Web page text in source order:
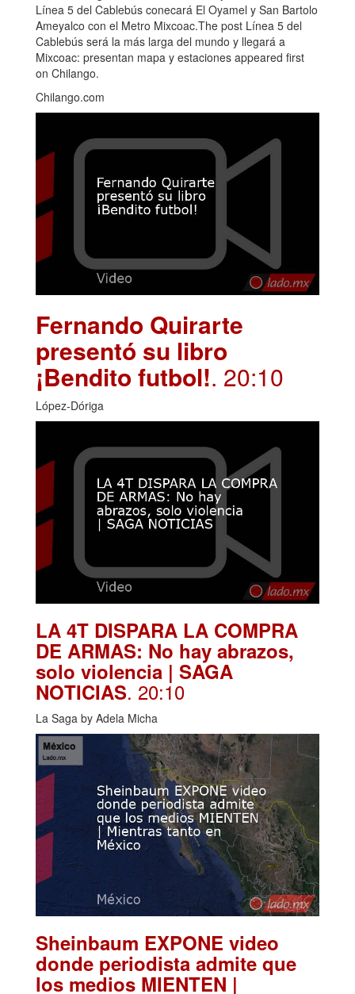
Línea 5 del Cablebús conecará El Oyamel y San Bartolo
Ameyalco con el Metro Mixcoac.The post Línea 5 del
Cablebús será la más larga del mundo y llegará a
Mixcoac: presentan mapa y estaciones appeared first
on Chilango.
Chilango.com
Fernando Quirarte
presentó su libro
¡Bendito futbol!. 20:10
López-Dóriga
LA 4T DISPARA LA COMPRA
DE ARMAS: No hay abrazos,
solo violencia | SAGA
NOTICIAS. 20:10
La Saga by Adela Micha
Sheinbaum EXPONE video
donde periodista admite que
los medios MIENTEN |